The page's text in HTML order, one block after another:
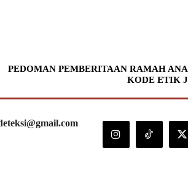
PEDOMAN PEMBERITAAN RAMAH
KODE ETIK